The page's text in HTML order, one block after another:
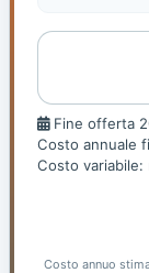
Fine
offerta
Fine offerta
Costo annuale
Costo variabile:
Costo annuo